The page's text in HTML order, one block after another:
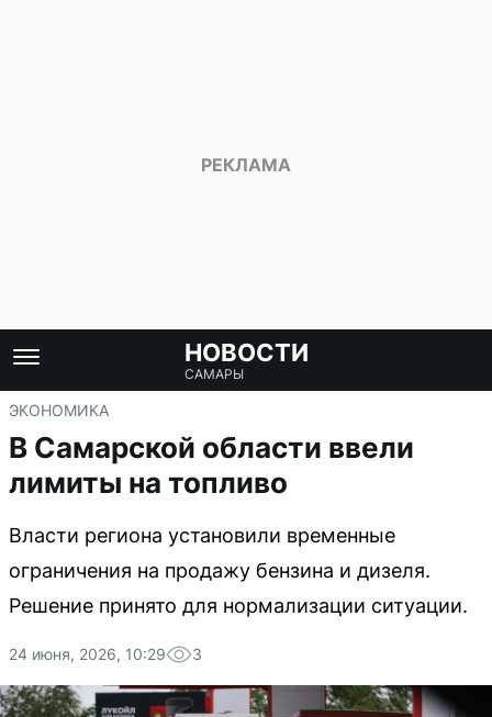
НОВОСТИ
САМАРЫ
ЭКОНОМИКА
В Самарской области ввели
лимиты на топливо
Власти региона установили временные
ограничения на продажу бензина и дизеля.
Решение принято для нормализации ситуации.
24 июня, 2026, 10:29 3